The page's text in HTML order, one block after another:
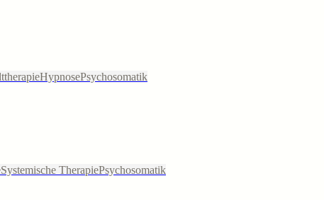
HypnosePsychosomatik
Systemische TherapiePsychosomatik